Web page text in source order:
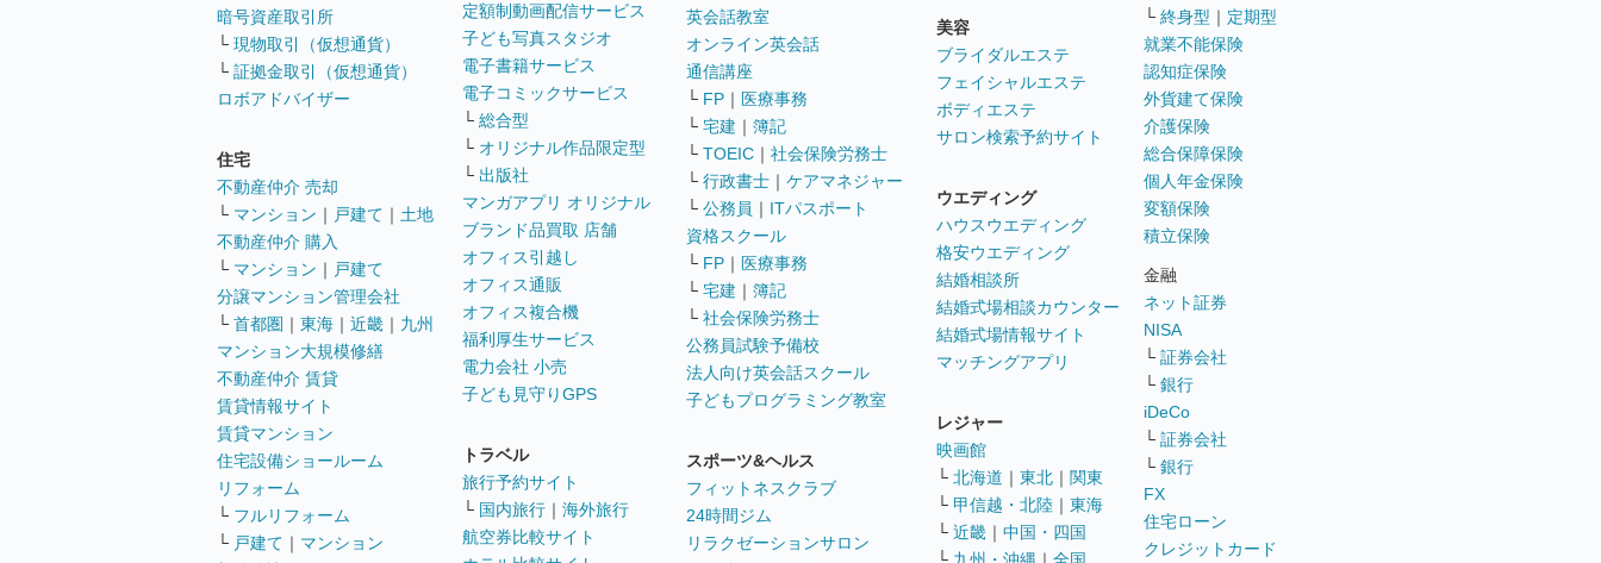
暗号資産取引所
└ 現物取引（仮想通貨）
└ 証拠金取引（仮想通貨）
ロボアドバイザー
住宅
不動産仲介 売却
└ マンション ｜ 戸建て ｜ 土地
不動産仲介 購入
└ マンション ｜ 戸建て
分譲マンション管理会社
└ 首都圏 ｜ 東海 ｜ 近畿 ｜ 九州
マンション大規模修繕
不動産仲介 賃貸
賃貸情報サイト
賃貸マンション
住宅設備ショールーム
リフォーム
└ フルリフォーム
└ 戸建て ｜ マンション
定額制動画配信サービス
子ども写真スタジオ
電子書籍サービス
電子コミックサービス
└ 総合型
└ オリジナル作品限定型
└ 出版社
マンガアプリ オリジナル
ブランド品買取 店舗
オフィス引越し
オフィス通販
オフィス複合機
福利厚生サービス
電力会社 小売
子ども見守りGPS
トラベル
旅行予約サイト
└ 国内旅行 ｜ 海外旅行
航空券比較サイト
英会話教室
オンライン英会話
通信講座
└ FP ｜ 医療事務
└ 宅建 ｜ 簿記
└ TOEIC ｜ 社会保険労務士
└ 行政書士 ｜ ケアマネジャー
└ 公務員 ｜ ITパスポート
資格スクール
└ FP ｜ 医療事務
└ 宅建 ｜ 簿記
└ 社会保険労務士
公務員試験予備校
法人向け英会話スクール
子どもプログラミング教室
スポーツ&ヘルス
フィットネスクラブ
24時間ジム
リラクゼーションサロン
美容
ブライダルエステ
フェイシャルエステ
ボディエステ
サロン検索予約サイト
ウエディング
ハウスウエディング
格安ウエディング
結婚相談所
結婚式場相談カウンター
結婚式場情報サイト
マッチングアプリ
レジャー
映画館
└ 北海道 ｜ 東北 ｜ 関東
└ 甲信越・北陸 ｜ 東海
└ 近畿 ｜ 中国・四国
└ 終身型 ｜ 定期型
就業不能保険
認知症保険
外貨建て保険
介護保険
総合保障保険
個人年金保険
変額保険
積立保険
金融
ネット証券
NISA
└ 証券会社
└ 銀行
iDeCo
└ 証券会社
└ 銀行
FX
住宅ローン
クレジットカード